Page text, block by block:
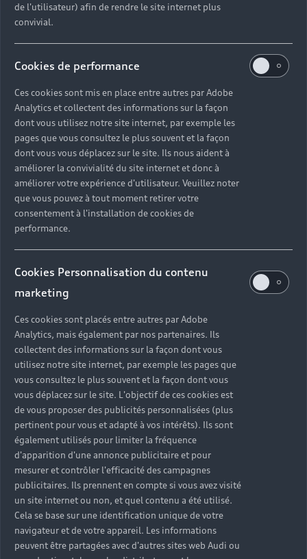
de l'utilisateur) afin de rendre le site internet plus
convivial.
Cookies de performance
Ces cookies sont mis en place entre autres par Adobe
Analytics et collectent des informations sur la façon
dont vous utilisez notre site internet, par exemple les
pages que vous consultez le plus souvent et la façon
dont vous vous déplacez sur le site. Ils nous aident à
améliorer la convivialité du site internet et donc à
améliorer votre expérience d'utilisateur. Veuillez noter
que vous pouvez à tout moment retirer votre
consentement à l'installation de cookies de
performance.
Cookies Personnalisation du contenu
marketing
Ces cookies sont placés entre autres par Adobe
Analytics, mais également par nos partenaires. Ils
collectent des informations sur la façon dont vous
utilisez notre site internet, par exemple les pages que
vous consultez le plus souvent et la façon dont vous
vous déplacez sur le site. L'objectif de ces cookies est
de vous proposer des publicités personnalisées (plus
pertinent pour vous et adapté à vos intérêts). Ils sont
également utilisés pour limiter la fréquence
d'apparition d'une annonce publicitaire et pour
mesurer et contrôler l'efficacité des campagnes
publicitaires. Ils prennent en compte si vous avez visité
un site internet ou non, et quel contenu a été utilisé.
Cela se base sur une identification unique de votre
navigateur et de votre appareil. Les informations
peuvent être partagées avec d'autres sites web Audi ou